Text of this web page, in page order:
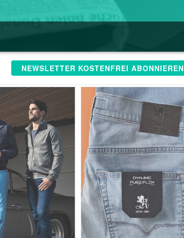
NEWSLETTER KOSTENFREI ABONNIEREN